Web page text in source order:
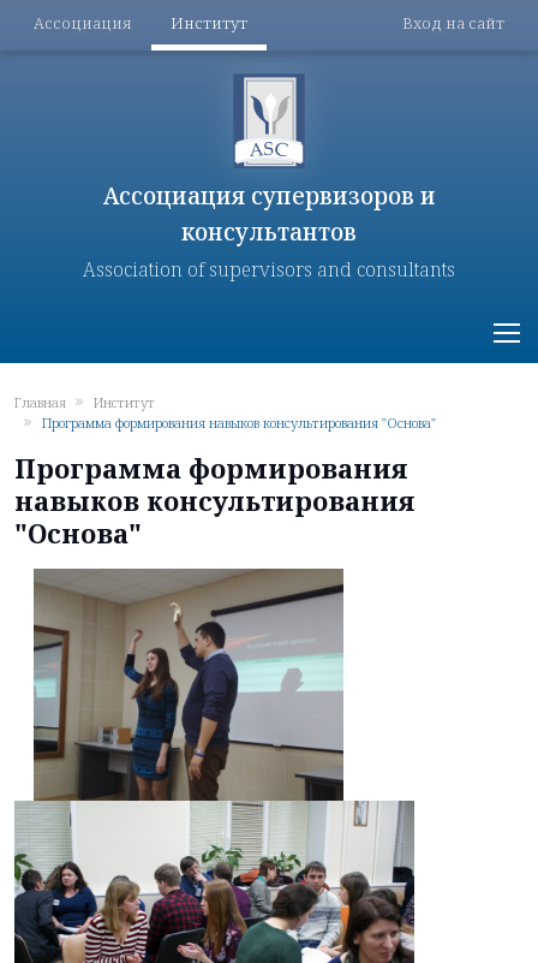
Перейти к основному содержанию
Меню разделов
Ассоциация Институт Меню
Вход на сайт
Ассоциация супервизоров и
консультантов
Association of supervisors and consultants
Главная
Институт
Программа формирования навыков консультирования "Основа"
Программа формирования
навыков консультирования
"Основа"